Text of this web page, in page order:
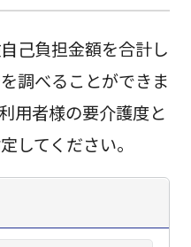
己負担金額を合計し
調べることができま
用者様の要介護度と
してください。